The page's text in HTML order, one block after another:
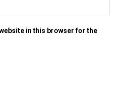
in this browser for the